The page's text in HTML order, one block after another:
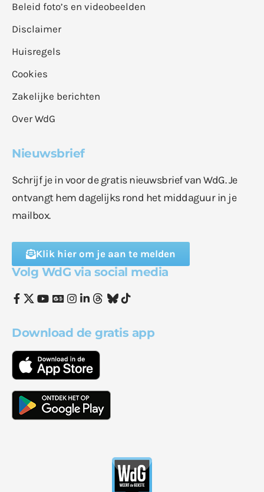
Beleid foto’s en videobeelden
Disclaimer
Huisregels
Cookies
Zakelijke berichten
Over WdG
Nieuwsbrief
Schrijf je in voor de gratis nieuwsbrief van WdG. Je
ontvangt hem dagelijks rond het middaguur in je
mailbox.
Klik hier om je aan te melden
Volg WdG via social media
Download de gratis app